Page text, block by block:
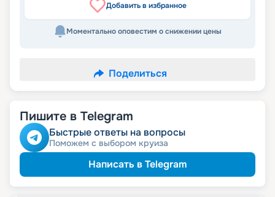
Добавить в избранное
Моментально оповестим о снижении цены
Поделиться
Пишите в Telegram
Быстрые ответы на вопросы
Поможем с выбором круиза
Написать в Telegram